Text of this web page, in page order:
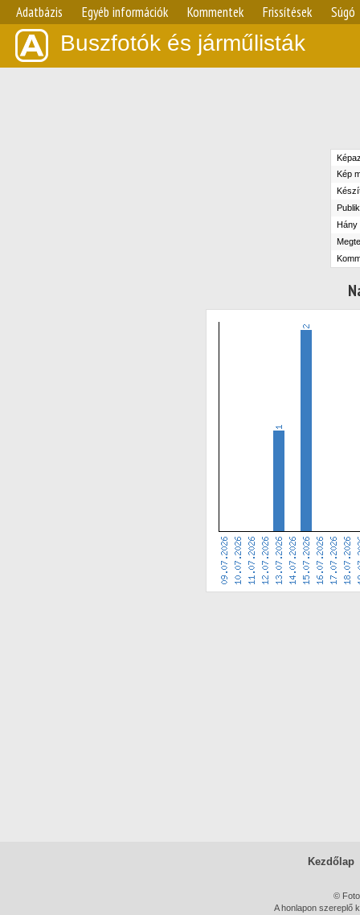
Adatbázis Egyéb információk Kommentek Frissítések Súgó
Buszfotók és járműlisták
Kép
Hány
Kezdőlap
©
A honlapon szereplő